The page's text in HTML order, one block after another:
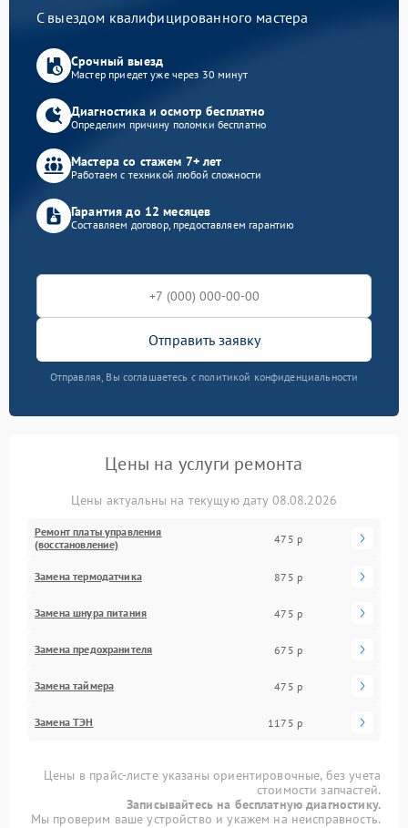
С выездом квалифицированного мастера
Срочный выезд
Мастер приедет уже через 30 минут
Диагностика и осмотр бесплатно
Определим причину поломки бесплатно
Мастера со стажем 7+ лет
Работаем с техникой любой сложности
Гарантия до 12 месяцев
Составляем договор, предоставляем гарантию
Отправить заявку
Отправляя, Вы соглашаетесь с политикой конфиденциальности
Цены на услуги ремонта
Цены актуальны на текущую дату 08.08.2026
Ремонт платы управления
(восстановление)
475 р
Замена термодатчика 875 р
Замена шнура питания 475 р
Замена предохранителя 675 р
Замена таймера 475 р
Замена ТЭН 1175 р
Цены в прайс-листе указаны ориентировочные, без учета
стоимости запчастей.
Записывайтесь на бесплатную диагностику.
Мы проверим ваше устройство и укажем на неисправность.